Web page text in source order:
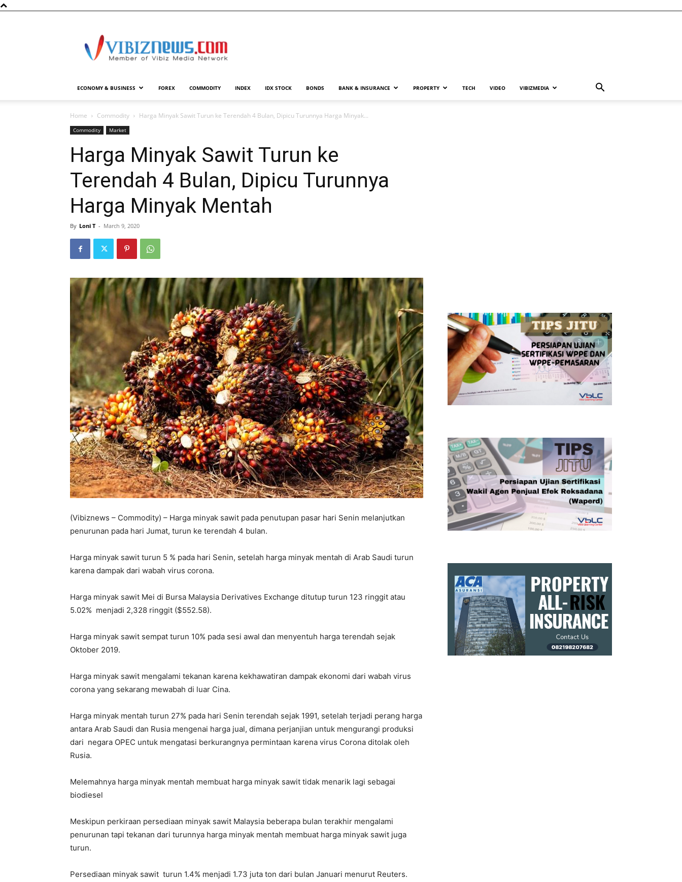
ECONOMY & BUSINESS FOREX COMMODITY INDEX IDX STOCK BONDS BANK & INSURANCE PROPERTY TECH VIDEO VIBIZMEDIA
Home Commodity Harga Minyak Sawit Turun ke Terendah 4 Bulan, Dipicu Turunnya Harga Minyak...
Commodity Market
Harga Minyak Sawit Turun ke
Terendah 4 Bulan, Dipicu Turunnya
Harga Minyak Mentah
By Loni T - March 9, 2020
(Vibiznews – Commodity) – Harga minyak sawit pada penutupan pasar hari Senin melanjutkan
penurunan pada hari Jumat, turun ke terendah 4 bulan.
Harga minyak sawit turun 5 % pada hari Senin, setelah harga minyak mentah di Arab Saudi turun
karena dampak dari wabah virus corona.
Harga minyak sawit Mei di Bursa Malaysia Derivatives Exchange ditutup turun 123 ringgit atau
5.02% menjadi 2,328 ringgit ($552.58).
Harga minyak sawit sempat turun 10% pada sesi awal dan menyentuh harga terendah sejak
Oktober 2019.
Harga minyak sawit mengalami tekanan karena kekhawatiran dampak ekonomi dari wabah virus
corona yang sekarang mewabah di luar Cina.
Harga minyak mentah turun 27% pada hari Senin terendah sejak 1991, setelah terjadi perang harga
antara Arab Saudi dan Rusia mengenai harga jual, dimana perjanjian untuk mengurangi produksi
dari negara OPEC untuk mengatasi berkurangnya permintaan karena virus Corona ditolak oleh
Rusia.
Melemahnya harga minyak mentah membuat harga minyak sawit tidak menarik lagi sebagai
biodiesel
Meskipun perkiraan persediaan minyak sawit Malaysia beberapa bulan terakhir mengalami
penurunan tapi tekanan dari turunnya harga minyak mentah membuat harga minyak sawit juga
turun.
Persediaan minyak sawit turun 1.4% menjadi 1.73 juta ton dari bulan Januari menurut Reuters.